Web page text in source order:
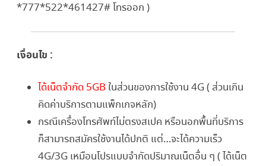
*777*522*461427# โทรออก )
เงื่อนไข :
ได้เน็ตจำกัด 5GBในส่วนของการใช้งาน 4G ( ส่วนเกิน
คิดค่าบริการตามแพ็กเกจหลัก)
กรณีเครื่องโทรศัพท์ไม่ตรงสเปค หรือนอกพื้นที่บริการ
ก็สามารถสมัครใช้งานได้ปกติ แต่…จะได้ความเร็ว
4G/3G เหมือนโปรแบบจำกัดปริมาณเน็ตอื่น ๆ ( ได้เน็ต